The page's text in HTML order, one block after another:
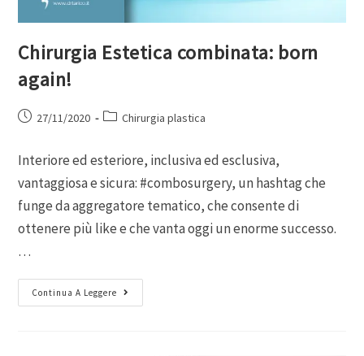
Chirurgia Estetica combinata: born
again!
27/11/2020 Chirurgia plastica
Interiore ed esteriore, inclusiva ed esclusiva,
vantaggiosa e sicura: #combosurgery, un hashtag che
funge da aggregatore tematico, che consente di
ottenere più like e che vanta oggi un enorme successo.
…
Continua A Leggere